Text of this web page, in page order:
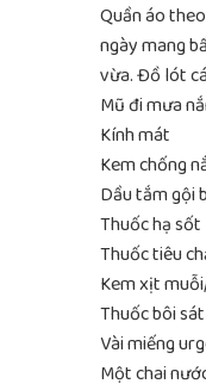
Quần áo
ngày mang
vừa. Đồ lót
Mũ đi mưa
Kính mát
Kem chống
Dầu tắm gội
Thuốc hạ sốt
Thuốc tiêu
Kem xịt
Thuốc bôi
Vài miếng
Một chai